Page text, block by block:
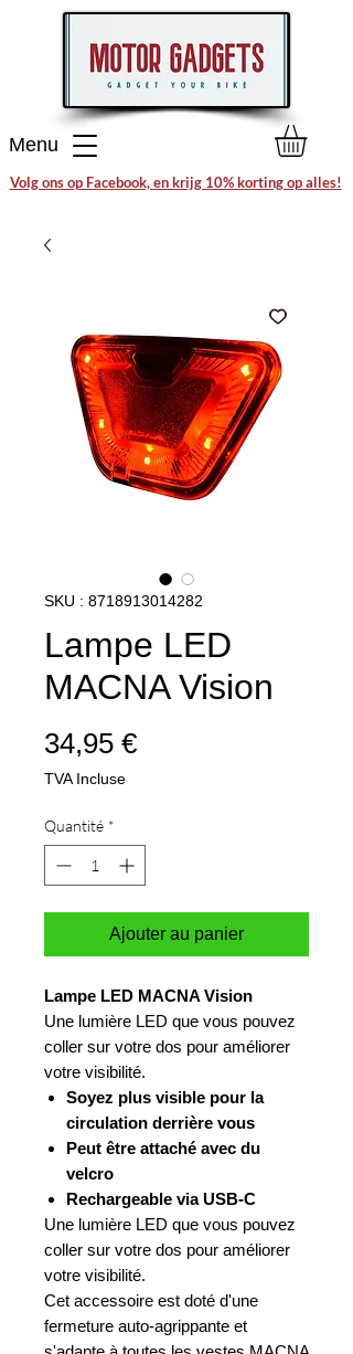
Menu
Volg ons op Facebook, en krijg 10% korting op alles!
SKU : 8718913014282
Lampe LED
MACNA Vision
34,95 €Prix
TVA Incluse
Quantité *
Ajouter au panier
Lampe LED MACNA Vision
Une lumière LED que vous pouvez
coller sur votre dos pour améliorer
votre visibilité.
Soyez plus visible pour la
circulation derrière vous
Peut être attaché avec du
velcro
Rechargeable via USB-C
Une lumière LED que vous pouvez
coller sur votre dos pour améliorer
votre visibilité.
Cet accessoire est doté d'une
fermeture auto-agrippante et